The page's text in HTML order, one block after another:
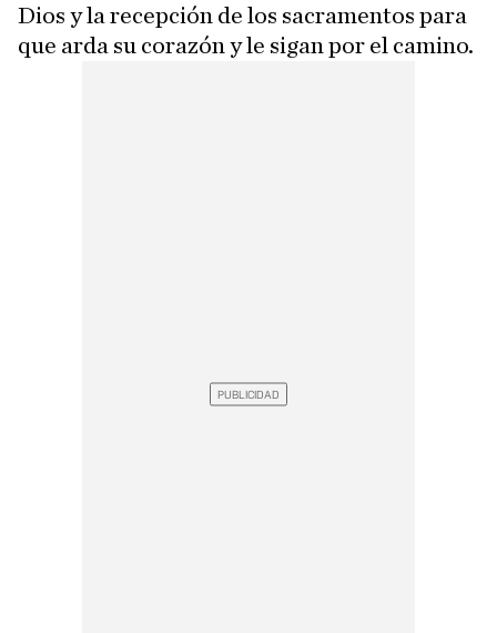
Dios y la recepción de los sacramentos para
que arda su corazón y le sigan por el camino.